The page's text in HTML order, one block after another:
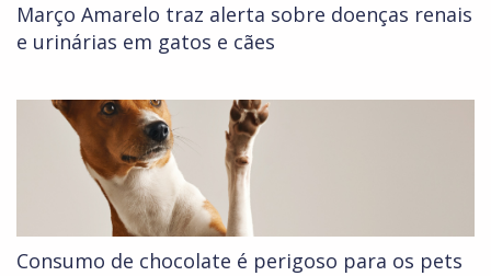
Março Amarelo traz alerta sobre doenças renais
e urinárias em gatos e cães
Consumo de chocolate é perigoso para os pets